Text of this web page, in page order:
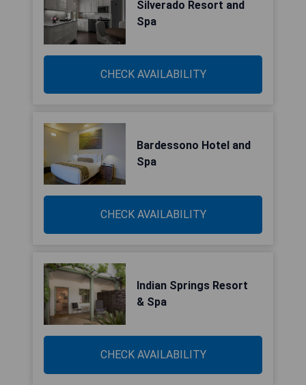
Silverado Resort and
Spa
CHECK AVAILABILITY
Bardessono Hotel and
Spa
CHECK AVAILABILITY
Indian Springs Resort
& Spa
CHECK AVAILABILITY